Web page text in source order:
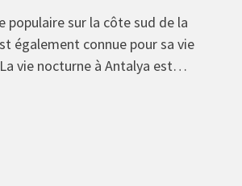
sur la côte sud de la
également connue pour sa vie
vie nocturne à Antalya est…